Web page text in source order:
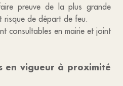
preuve de la plus grande
risque de départ de feu.
consultables en mairie et joint
en vigueur à proximité